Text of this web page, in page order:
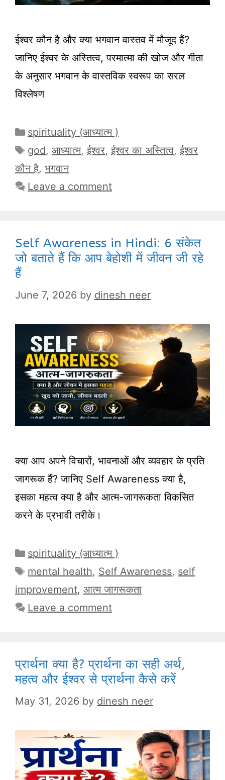
ईश्वर कौन है और क्या भगवान वास्तव में मौजूद हैं?
जानिए ईश्वर के अस्तित्व, परमात्मा की खोज और गीता
के अनुसार भगवान के वास्तविक स्वरूप का सरल
विश्लेषण
Categories
spirituality (आध्यात्म )
Tags
god, आध्यात्म,ईश्वर,ईश्वर का अस्तित्व,ईश्वर
कौन है, भगवान
Leave a comment
Self Awareness in Hindi: 6 संकेत
जो बताते हैं कि आप बेहोशी में जीवन जी रहे
हैं
June 7, 2026 by dinesh neer
क्या आप अपने विचारों, भावनाओं और व्यवहार के प्रति
जागरूक हैं? जानिए Self Awareness क्या है,
इसका महत्व क्या है और आत्म-जागरूकता विकसित
करने के प्रभावी तरीके।
Categories
spirituality (आध्यात्म )
Tags
mental health, Self Awareness, self
improvement, आत्म जागरूकता
Leave a comment
प्रार्थना क्या है? प्रार्थना का सही अर्थ,
महत्व और ईश्वर से प्रार्थना कैसे करें
May 31, 2026 by dinesh neer